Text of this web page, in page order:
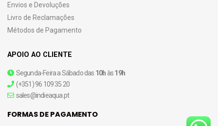
Envios e Devoluções
Livro de Reclamações
Métodos de Pagamento
APOIO AO CLIENTE
Segunda-Feira a Sábado das 10h às19h
(+351) 96 109 35 20
sales@indieaqua.pt
FORMAS DE PAGAMENTO